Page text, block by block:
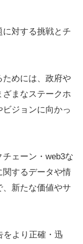
対する挑戦とチ
めには、政府や
まなステークホ
ジョンに向かっ
ェーン・web3な
関するデータや情
新たな価値やサ
をより正確・迅